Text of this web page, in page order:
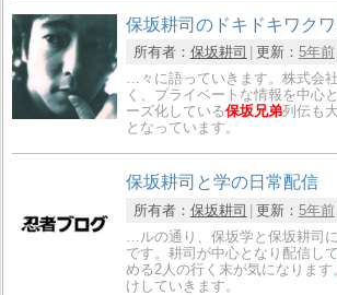
保坂耕司のドキドキワク
所有者： 保坂耕司 更新： 5年前
…々に語っていきます。株式会
く、プライベートな情報を中心
ーズ化している保坂兄弟列伝も
となっています。
保坂耕司と学の日常配信
所有者： 保坂耕司 更新： 5年前
…ルの通り、保坂学と保坂耕司
です。耕司が中心となり配信し
める2人の行く末が気になります
けしていきます。